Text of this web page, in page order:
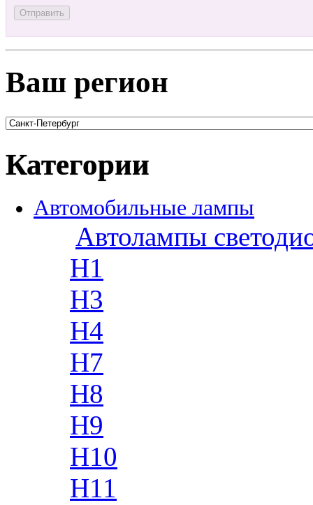
Ваш регион
Категории
Автомобильные лампы
Автолампы
H1
H3
H4
H7
H8
H9
H10
H11